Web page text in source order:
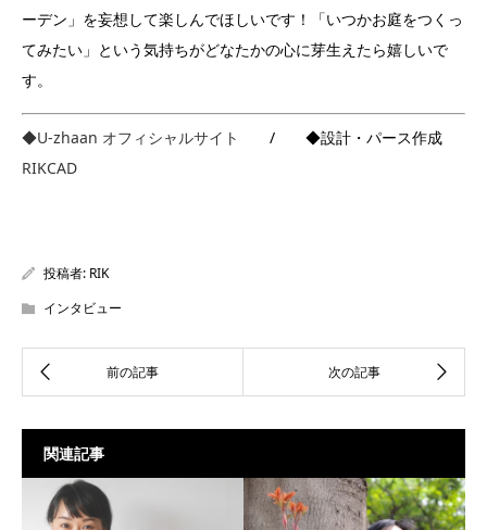
ーデン」を妄想して楽しんでほしいです！「いつかお庭をつくっ
てみたい」という気持ちがどなたかの心に芽生えたら嬉しいで
す。
◆U-zhaan オフィシャルサイト
/ ◆設計・パース作成
RIKCAD
投稿者: RIK
インタビュー
関連記事